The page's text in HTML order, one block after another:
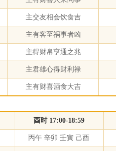
主交友相会饮食吉
主有客至祸事者凶
主得财帛亨通之兆
主君雄心得财利禄
主有财喜酒食大吉
酉时 17:00-18:59
丙午 辛卯 壬寅 己酉